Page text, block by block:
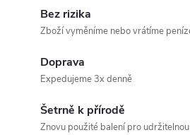
Bez rizika
Zboží vyměníme nebo vrátíme
Doprava
Expedujeme 3x denně
Šetrně k přírodě
Znovu použité balení pro